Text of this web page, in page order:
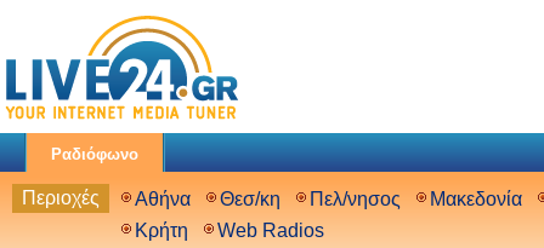
Ραδιόφωνο
Περιοχές Αθήνα Θεσ/κη Πελ/νησος
Μακεδονία
Κρήτη
Web Radios